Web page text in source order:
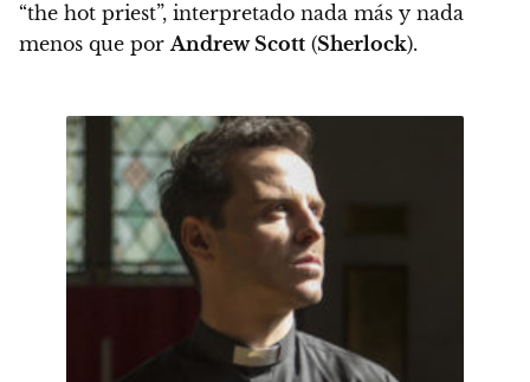
“the hot priest”, interpretado nada más y nada
menos que porAndrew Scott (Sherlock).